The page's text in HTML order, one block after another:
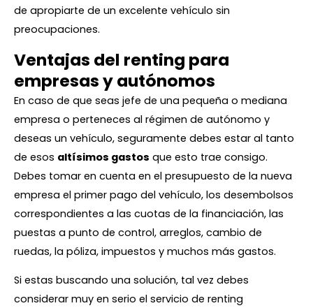
de apropiarte de un excelente vehículo sin
preocupaciones.
Ventajas del renting para
empresas y autónomos
En caso de que seas jefe de una pequeña o mediana
empresa o perteneces al régimen de autónomo y
deseas un vehículo, seguramente debes estar al tanto
de esos altísimos gastos que esto trae consigo.
Debes tomar en cuenta en el presupuesto de la nueva
empresa el primer pago del vehículo, los desembolsos
correspondientes a las cuotas de la financiación, las
puestas a punto de control, arreglos, cambio de
ruedas, la póliza, impuestos y muchos más gastos.
Si estas buscando una solución, tal vez debes
considerar muy en serio el servicio de renting